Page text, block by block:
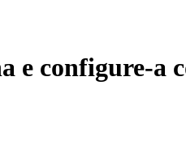
e configure-a